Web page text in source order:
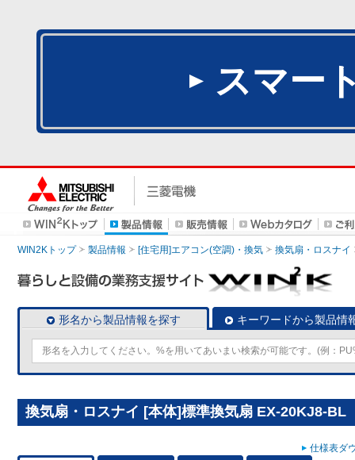
スマー
WIN2Kトップ 製品情報 [住宅用]エアコン(空調)・換気 換気扇・ロスナイ
形名から製品情報を探す キーワードから製品情
換気扇・ロスナイ [本体]標準換気扇 EX-20KJ8-BL
仕様表ダ